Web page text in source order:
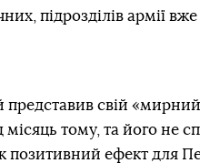
підрозділів армії
представив свій
місяць тому, та його не
позитивний ефект для